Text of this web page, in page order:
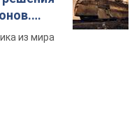
из мира